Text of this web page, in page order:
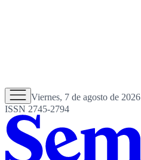
Viernes, 7 de agosto de 2026
ISSN 2745-2794